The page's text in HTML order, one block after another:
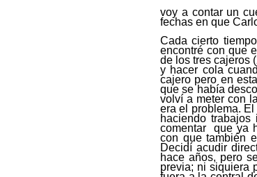
voy a contar un
fechas en que
Cada cierto
encontré con que
de los tres cajeros
y hacer cola
cajero pero en
que se había
volví a meter con
era el problema.
haciendo
comentar
que ya
con que también
Decidí acudir
hace años, pero
previa; ni siquiera